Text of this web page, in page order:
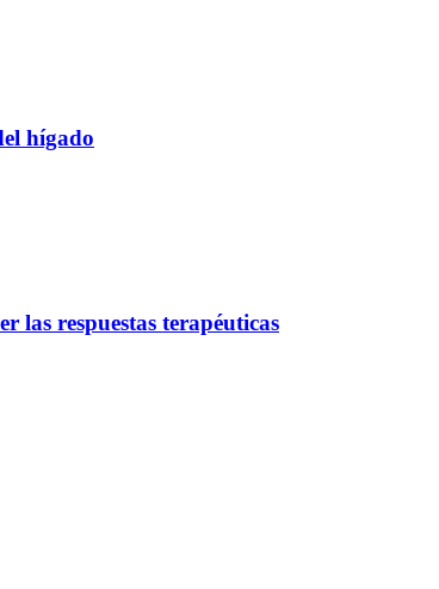
hígado
las respuestas terapéuticas